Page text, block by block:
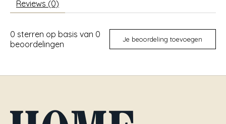
Reviews (0)
0 sterren op basis van 0
beoordelingen
Je beoordeling toevoegen